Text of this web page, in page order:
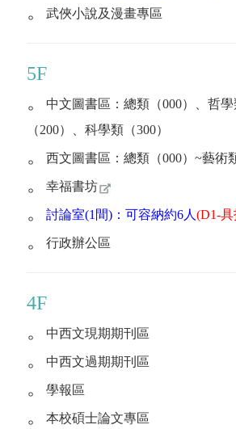
。 武俠小說及漫畫專區
5F
。
中文圖書區：總類（000）、哲
（200）、科學類（300）
。 西文圖書區：總類（000）~藝術
。 幸福書坊
。 討論室(1間)：可容納約6人 (D1-
。 行政辦公區
4F
。
中西文現期期刊區
。 中西文過期期刊區
。 學報區
。 本校碩士論文專區